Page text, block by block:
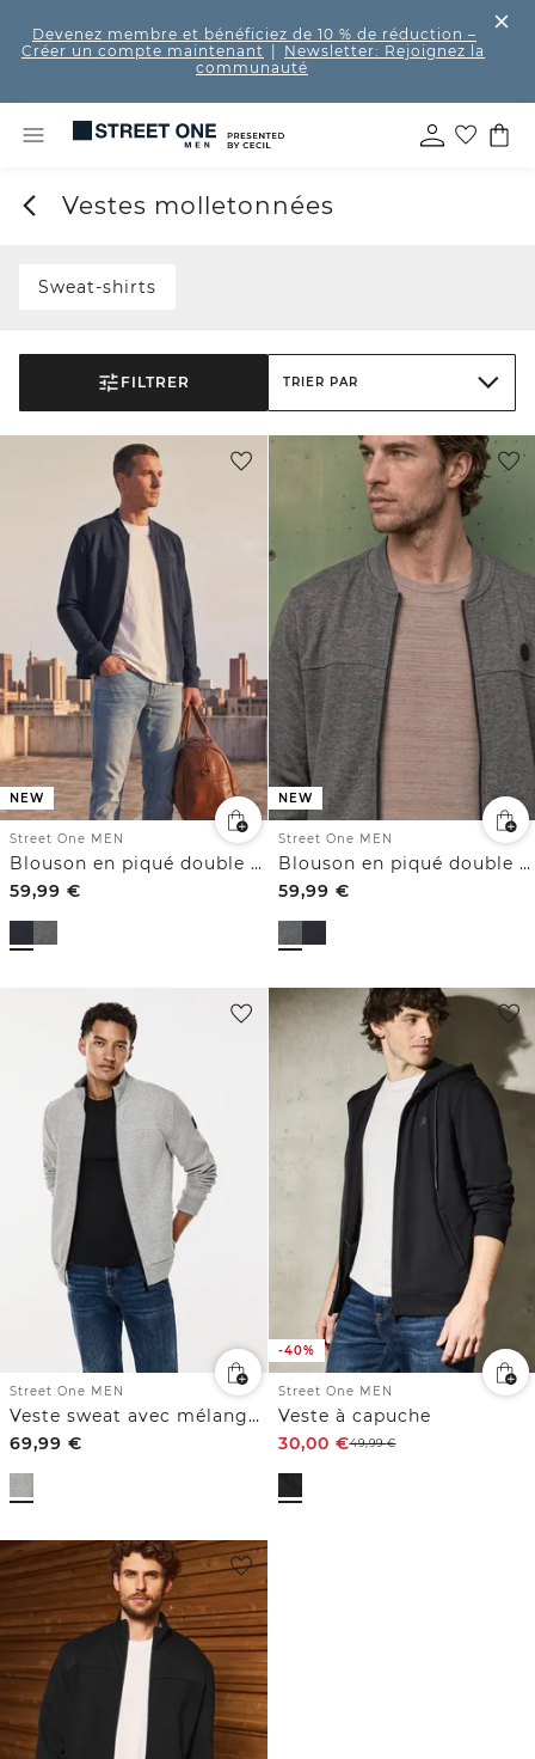
Devenez membre et bénéficiez de 10 % de réduction –
Créer un compte maintenant
Newsletter: Rejoignez la
communauté
Vestes molletonnées
Sweat-shirts
FILTRER TRIER PAR
NEW
Street One MEN
Blouson en piqué double face à fermeture zippée
59,99 €
NEW
Street One MEN
Blouson en piqué double face à fermeture zippée
59,99 €
Street One MEN
Veste sweat avec mélange de matières
69,99 €
-40%
Street One MEN
Veste à capuche
30,00 €49,99€